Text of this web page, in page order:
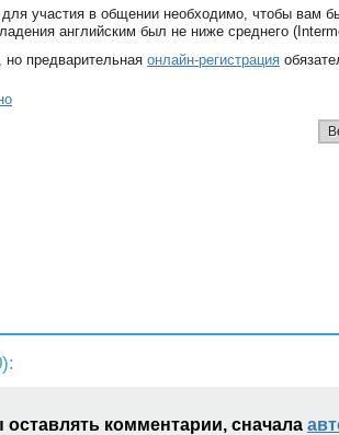
участия в общении необходимо, чтобы вам
английским был не ниже среднего
но предварительная онлайн-регистрация
):
комментарии, сначала